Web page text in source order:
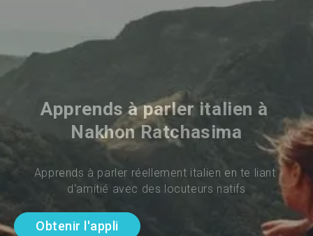
Apprends à parler italien à
Nakhon Ratchasima
Apprends à parler réellement italien en te liant
d'amitié avec des locuteurs natifs
Obtenir l'appli